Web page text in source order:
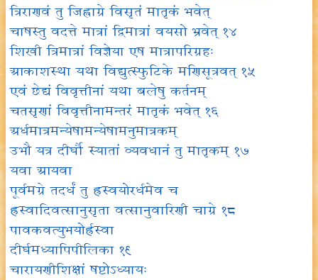
त्रिराणवं तु जिह्वाग्रे विसृतं मातृकं भवेत्
चाषस्तु वदत्ते मात्रां द्विमात्रां वयसो भ्रवेत् १४
शिखी त्रिमात्रां विज्ञेया एष मात्रापरिग्रहः
आकाशस्था यथा विद्युत्स्फुटिके मणिसूत्रवत् १५
एवं छेद्यं विवृत्तीनां यथा बलेषु कर्तनम्
चतसृणां विवृत्तीनामन्तरं मातृकं भवेत् १६
अर्धमात्रमन्येषामन्येषामनुमात्रकम्
उभौ यत्र दीर्घौ स्यातां व्यवधानं तु मातृकम् १७
यवा आयवा
पूर्वमग्रे तदर्धं तु ह्रस्वयोरर्धमेव च
ह्रस्वादिवत्सानुसृता वत्सानुवारिणी चाग्रे १८
पावकवत्युभयोर्ह्रस्वा
दीर्घमध्यापिपीलिका १९
चारायणीशिक्षां षष्टोऽध्यायः